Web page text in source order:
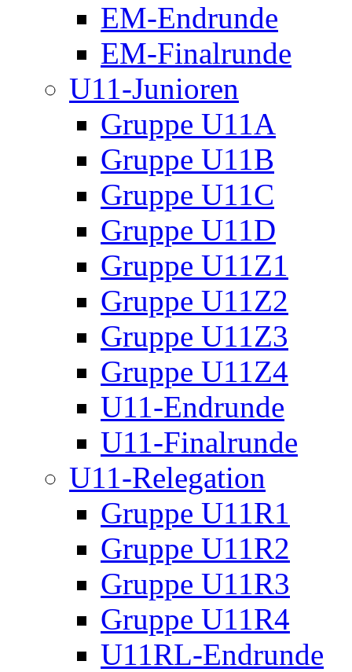
EM-Endrunde
EM-Finalrunde
U11-Junioren
Gruppe U11A
Gruppe U11B
Gruppe U11C
Gruppe U11D
Gruppe U11Z1
Gruppe U11Z2
Gruppe U11Z3
Gruppe U11Z4
U11-Endrunde
U11-Finalrunde
U11-Relegation
Gruppe U11R1
Gruppe U11R2
Gruppe U11R3
Gruppe U11R4
U11RL-Endrunde